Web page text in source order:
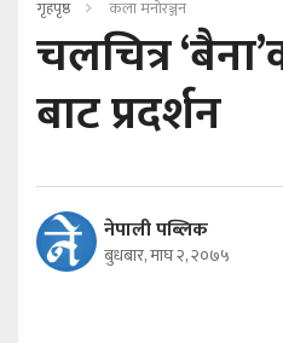
गृहपृष्ठ कला मनोरञ्जन
चलचित्र
बाट प्रदर्शन
नेपाली पब्लिक
बुधबार, माघ २, २०७५